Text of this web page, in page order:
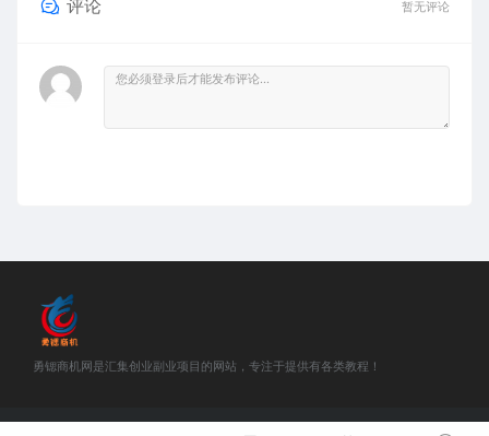
评论 暂无评论
勇锶商机网是汇集创业副业项目的网站，专注于提供有各类教程！